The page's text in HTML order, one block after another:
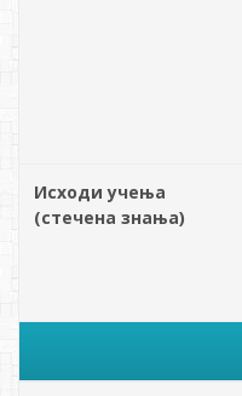
Исходи учења
(стечена знања)